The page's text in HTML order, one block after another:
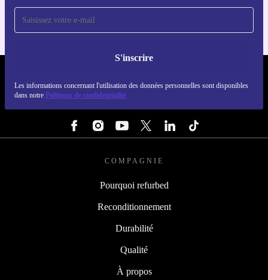
S'inscrire
Les informations concernant l'utilisation des données personnelles sont disponibles
dans notre Politique de confidentialité
COMPAGNIE
Pourquoi refurbed
Reconditionnement
Durabilité
Qualité
À propos